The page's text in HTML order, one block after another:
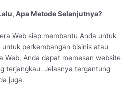
Apa Metode Selanjutnya?
Web siap membantu Anda untuk
perkembangan bisinis atau
Web, Anda dapat memesan website
terjangkau. Jelasnya tergantung
juga.